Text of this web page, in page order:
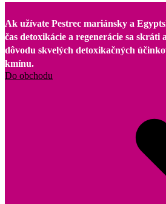
Ak užívate Pestrec mariánsky a
čas detoxikácie a regenerácie sa skráti
dôvodu skvelých detoxikačných
kmínu.
Do obchodu